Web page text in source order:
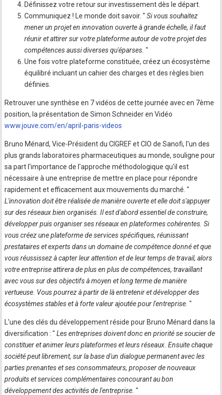
Définissez votre retour sur investissement dès le départ.
Communiquez ! Le monde doit savoir. " Si vous souhaitez
mener un projet en innovation ouverte à grande échelle, il faut
réunir et attirer sur votre plateforme autour de votre projet des
compétences aussi diverses qu'éparses."
Une fois votre plateforme constituée, créez un écosystème
équilibré incluant un cahier des charges et des règles bien
définies.
Retrouver une synthèse en 7 vidéos de cette journée avec en 7ème
position, la présentation de Simon Schneider en Vidéo
www.jouve.com/en/april-paris-videos
Bruno Ménard, Vice-Président du CIGREF et CIO de Sanofi, l'un des
plus grands laboratoires pharmaceutiques au monde, souligne pour
sa part l'importance de l'approche méthodologique qu'il est
nécessaire à une entreprise de mettre en place pour répondre
rapidement et efficacement aux mouvements du marché. "
L'innovation doit être réalisée de manière ouverte et elle doit s'appuyer
sur des réseaux bien organisés. Il est d'abord essentiel de construire,
développer puis organiser ses réseaux en plateformes cohérentes. Si
vous créez une plateforme de services spécifiques, réunissant
prestataires et experts dans un domaine de compétence donné et que
vous réussissez à capter leur attention et de leur temps de travail, alors
votre entreprise attirera de plus en plus de compétences, travaillant
avec vous sur des objectifs à moyen et long terme de manière
vertueuse. Vous pourrez à partir de là entretenir et développer des
écosystèmes stables et à forte valeur ajoutée pour l'entreprise."
L'une des clés du développement réside pour Bruno Ménard dans la
diversification : " Les entreprises doivent donc en priorité se soucier de
constituer et animer leurs plateformes et leurs réseaux. Ensuite chaque
société peut librement, sur la base d'un dialogue permanent avec les
parties prenantes et ses consommateurs, proposer de nouveaux
produits et services complémentaires concourant au bon
développement des activités de l'entreprise."